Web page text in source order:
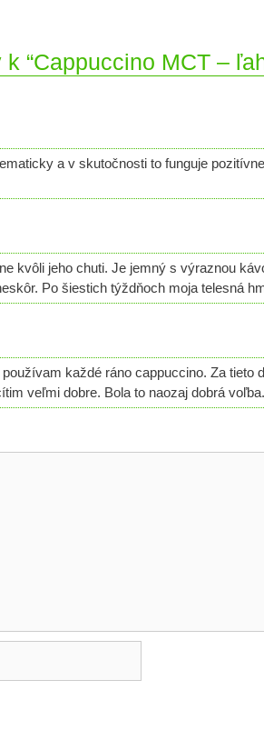
“Cappuccino MCT –
a v skutočnosti to funguje
kvôli jeho chuti. Je jemný s výraznou
Po šiestich týždňoch moja telesná
každé ráno cappuccino. Za
veľmi dobre. Bola to naozaj dobrá voľba.